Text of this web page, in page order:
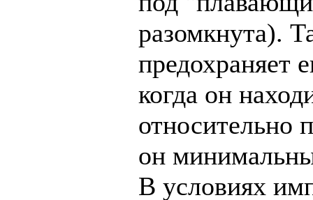
разомкнута).
предохраняет
когда он
относительно
он
В условиях